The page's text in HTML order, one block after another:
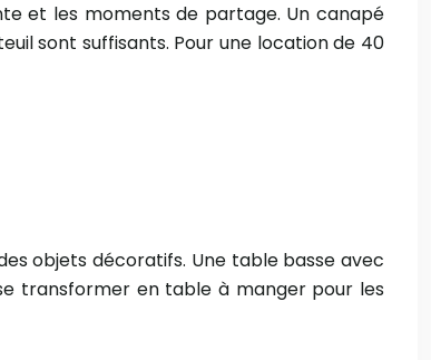
et les moments de partage. Un canapé
sont suffisants. Pour une location de 40
objets décoratifs. Une table basse avec
transformer en table à manger pour les